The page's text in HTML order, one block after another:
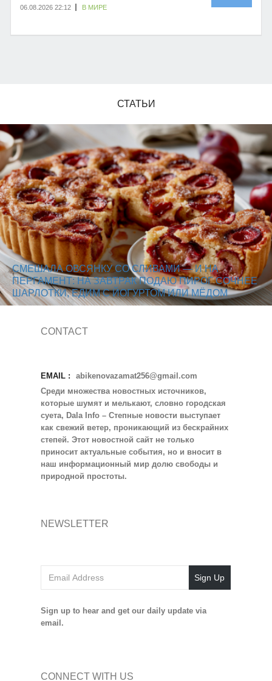
06.08.2026 22:12
В МИРЕ
СТАТЬИ
СМЕШАЛА ОВСЯНКУ СО СЛИВАМИ — И НА
ПЕРГАМЕНТ: НА ЗАВТРАК ПОДАЮ ПИРОГ СОЧНЕЕ
ШАРЛОТКИ, ЕДИМ С ЙОГУРТОМ ИЛИ МЁДОМ
CONTACT
EMAIL :
abikenovazamat256@gmail.com
Среди множества новостных источников,
которые шумят и мелькают, словно городская
суета, Dala Info – Степные новости выступает
как свежий ветер, проникающий из бескрайних
степей. Этот новостной сайт не только
приносит актуальные события, но и вносит в
наш информационный мир долю свободы и
природной простоты.
NEWSLETTER
Sign Up
Sign up to hear and get our daily update via
email.
CONNECT WITH US